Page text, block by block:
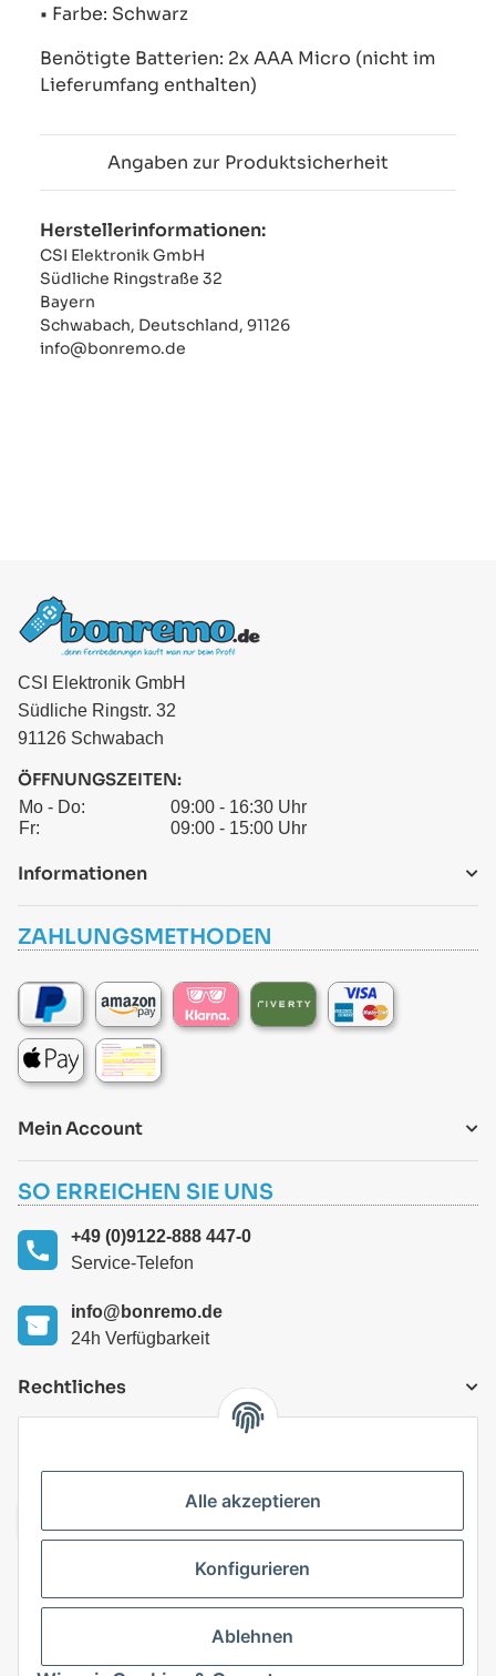
• Farbe: Schwarz
Benötigte Batterien: 2x AAA Micro (nicht im
Lieferumfang enthalten)
Angaben zur Produktsicherheit
Herstellerinformationen:
CSI Elektronik GmbH
Südliche Ringstraße 32
Bayern
Schwabach, Deutschland, 91126
info@bonremo.de
CSI Elektronik GmbH
Südliche Ringstr. 32
91126 Schwabach
ÖFFNUNGSZEITEN:
Mo - Do:
09:00 - 16:30 Uhr
Fr:
09:00 - 15:00 Uhr
Informationen
ZAHLUNGSMETHODEN
Mein Account
SO ERREICHEN SIE UNS
+49 (0)9122-888 447-0
Service-Telefon
info@bonremo.de
24h Verfügbarkeit
Rechtliches
Vertrag widerrufen
Alle akzeptieren
Konfigurieren
Ablehnen